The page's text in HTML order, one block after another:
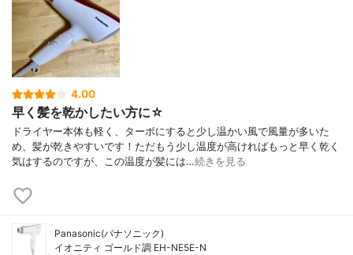
4.00
早く髪を乾かしたい方に☆
ドライヤー本体も軽く、ターボにすると少し温かい風で風量が多いた
め、髪が乾きやすいです！ただもう少し温度が高ければもっと早く乾く
気はするのですが、この温度が髪には…続きを見る
Panasonic(パナソニック)
イオニティ ゴールド調 EH-NE5E-N